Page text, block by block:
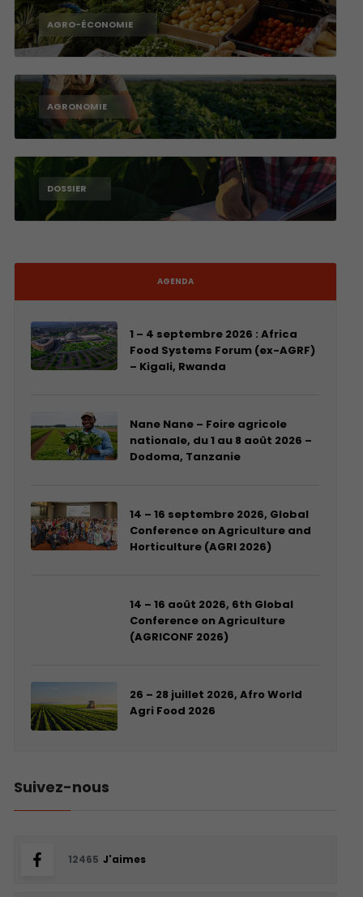
AGRO-ÉCONOMIE
AGRONOMIE
DOSSIER
AGENDA
1 – 4 septembre 2026 : Africa
Food Systems Forum (ex-AGRF)
– Kigali, Rwanda
Nane Nane – Foire agricole
nationale, du 1 au 8 août 2026 –
Dodoma, Tanzanie
14 – 16 septembre 2026, Global
Conference on Agriculture and
Horticulture (AGRI 2026)
14 – 16 août 2026, 6th Global
Conference on Agriculture
(AGRICONF 2026)
26 – 28 juillet 2026, Afro World
Agri Food 2026
Suivez-nous
12465 J'aimes